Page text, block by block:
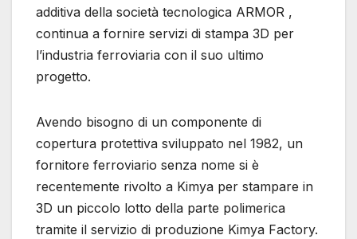
additiva della società tecnologica ARMOR ,
continua a fornire servizi di stampa 3D per
l’industria ferroviaria con il suo ultimo
progetto.
Avendo bisogno di un componente di
copertura protettiva sviluppato nel 1982, un
fornitore ferroviario senza nome si è
recentemente rivolto a Kimya per stampare in
3D un piccolo lotto della parte polimerica
tramite il servizio di produzione Kimya Factory.